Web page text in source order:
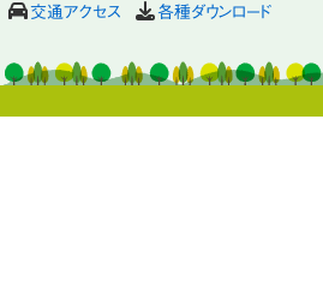
交通アクセス 各種ダウンロード